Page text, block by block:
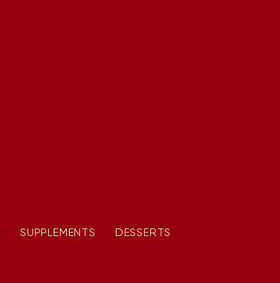
SUPPLEMENTS DESSERTS